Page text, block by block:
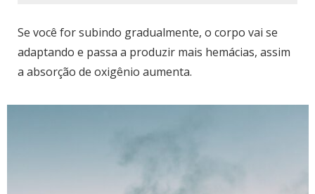
Se você for subindo gradualmente, o corpo vai se
adaptando e passa a produzir mais hemácias, assim
a absorção de oxigênio aumenta.